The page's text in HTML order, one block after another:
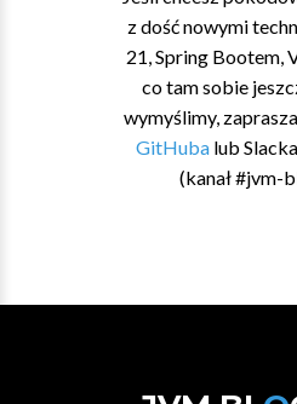
z dość nowymi
21, Spring Bootem,
co tam sobie
wymyślimy,
GitHubalub Slacka
(kanał #jvm-